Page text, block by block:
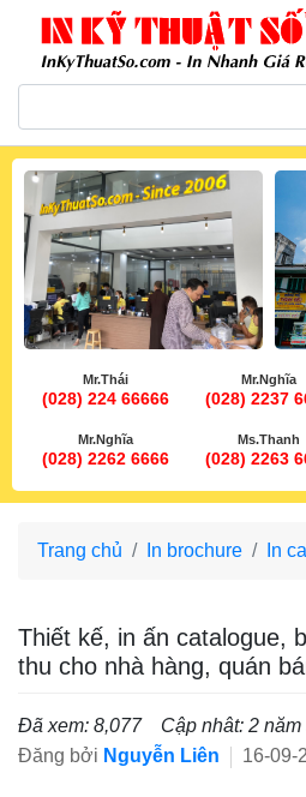
inkythuatso.com
Mr.Thái
(028) 224 66666
Mr.Nghĩa
(028) 2237
Mr.Nghĩa
(028) 2262 6666
Ms.Thanh
(028) 2263
Trang chủ In brochure In
Thiết kế, in ấn catalogue,
thu cho nhà hàng, quán
Đã xem: 8,077
Cập nhât: 2
Đăng bởi Nguyễn Liên 16-09-